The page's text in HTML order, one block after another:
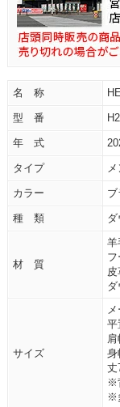
名 称
型 番
年 式
タイプ
カラー ブ
種 類 ダ
材 質
羊
サイズ
平
身
丈
※
※